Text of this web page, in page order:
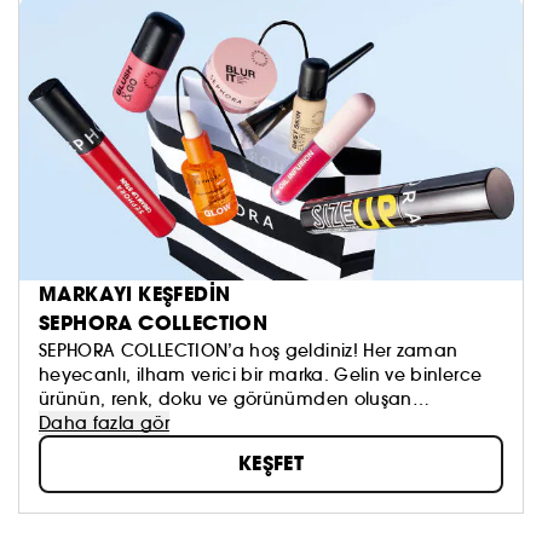
MARKAYI KEŞFEDİN
SEPHORA COLLECTION
SEPHORA COLLECTION’a hoş geldiniz! Her zaman
heyecanlı, ilham verici bir marka. Gelin ve binlerce
ürünün, renk, doku ve görünümden oluşan
koleksiyonumuzu keşfedin. Dilediğinizi sürmeye, kendi
güzellik anlayışınızı oluşturmaya ve hepsinden de
öte, aynada gördüklerinizi sevmeye çekinmeyin!
Topla, oyna ve paylaş #sephoracollection
Daha fazla gör
KEŞFET